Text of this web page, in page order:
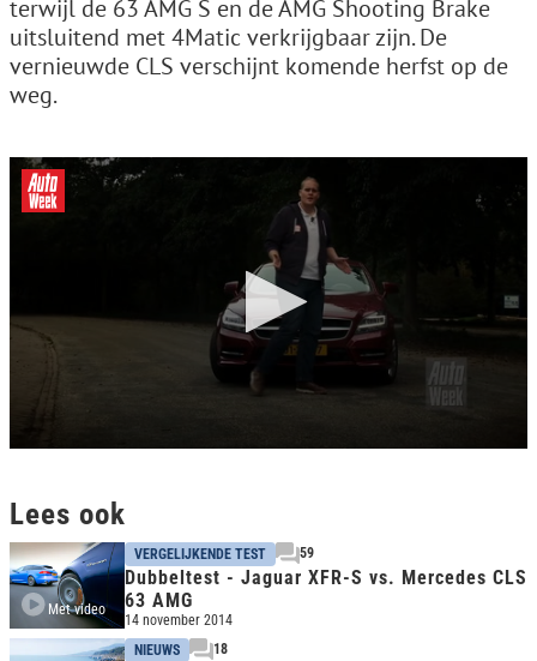
terwijl de 63 AMG S en de AMG Shooting Brake
uitsluitend met 4Matic verkrijgbaar zijn. De
vernieuwde CLS verschijnt komende herfst op de
weg.
n
d
s
f
Lees ook
Met video
VERGELIJKENDE TEST 59
Dubbeltest - Jaguar XFR-S vs. Mercedes CLS
63 AMG
14 november 2014
NIEUWS
18